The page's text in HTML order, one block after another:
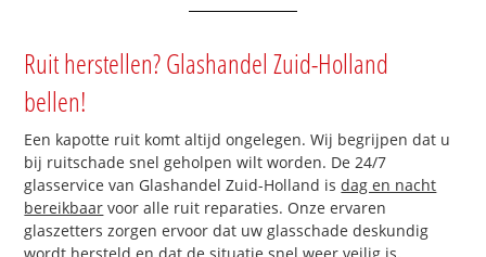
Ruit herstellen? Glashandel Zuid-Holland
bellen!
Een kapotte ruit komt altijd ongelegen. Wij begrijpen dat u
bij ruitschade snel geholpen wilt worden. De 24/7
glasservice van Glashandel Zuid-Holland isdag en nacht
bereikbaar voor alle ruit reparaties. Onze ervaren
glaszetters zorgen ervoor dat uw glasschade deskundig